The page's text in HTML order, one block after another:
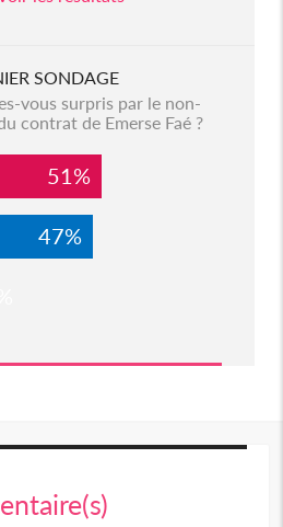
SONDAGE
vous surpris par le non-
contrat de Emerse Faé ?
51%
47%